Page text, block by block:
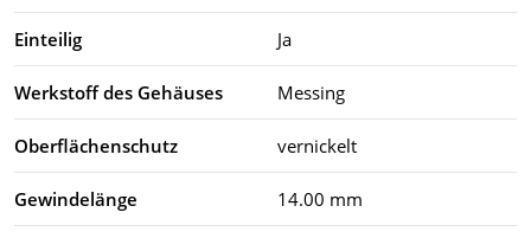
Einteilig Ja
Werkstoff des Gehäuses Messing
Oberflächenschutz vernickelt
Gewindelänge 14.00 mm